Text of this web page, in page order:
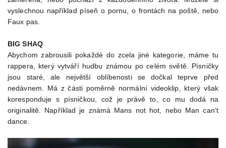
vyslechnou například píseň o pornu, o frontách na poště, nebo
Faux pas.
BIG SHAQ
Abychom zabrousili pokaždé do zcela jiné kategorie, máme tu
rappera, který vytváří hudbu známou po celém světě. Písničky
jsou staré, ale největší oblíbenosti se dočkal teprve před
nedávnem. Má z části poměrně normální videoklip, který však
koresponduje s písničkou, což je právě to, co mu dodá na
originalitě. Například je známá Mans not hot, nebo Man can‘t
dance.